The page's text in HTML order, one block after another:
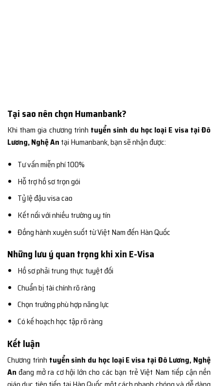
Tại sao nên chọn Humanbank?
Khi tham gia chương trình tuyển sinh du học loại E visa tại Đô
Lương, Nghệ An tại Humanbank, bạn sẽ nhận được:
Tư vấn miễn phí 100%
Hỗ trợ hồ sơ trọn gói
Tỷ lệ đậu visa cao
Kết nối với nhiều trường uy tín
Đồng hành xuyên suốt từ Việt Nam đến Hàn Quốc
Những lưu ý quan trọng khi xin E-Visa
Hồ sơ phải trung thực tuyệt đối
Chuẩn bị tài chính rõ ràng
Chọn trường phù hợp năng lực
Có kế hoạch học tập rõ ràng
Kết luận
Chương trình tuyển sinh du học loại E visa tại Đô Lương, Nghệ
An đang mở ra cơ hội lớn cho các bạn trẻ Việt Nam tiếp cận nền